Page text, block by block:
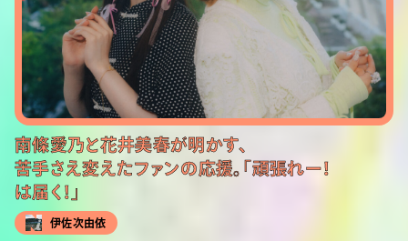
南條愛乃と花井美春が明かす、
苦手さえ変えたファンの応援。「頑張れー！
は届く！」
伊佐次由依